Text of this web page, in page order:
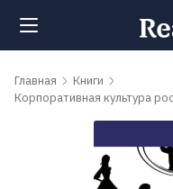
Поиск
Главная
Книги
Корпоративная культура